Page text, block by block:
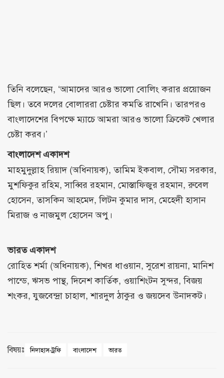
তিনি বলেছেন, ‘আমাদের আরও ভালো বোলিং করার প্রয়োজন
ছিল। তবে দলের বোলাররা চেষ্টার কমতি রাখেনি। তারপরও
বাংলাদেশের বিপক্ষে ম্যাচে আমরা আরও ভালো ক্রিকেট খেলার
চেষ্টা করব।’
বাংলাদেশ একাদশ
মাহমুদুল্লাহ রিয়াদ (অধিনায়ক), তামিম ইকবাল, সৌম্য সরকার,
মুশফিকুর রহিম, সাব্বির রহমান, মোস্তাফিজুর রহমান, রুবেল
হোসেন, তাসকিন আহমেদ, লিটন কুমার দাস, মেহেদী হাসান
মিরাজ ও নাজমুল হোসেন অপু।
ভারত একাদশ
রোহিত শর্মা (অধিনায়ক), শিখর ধাওয়ান, সুরেশ রায়না, মানিশ
পান্ডে, ঋসভ পান্থ, দিনেশ কার্তিক, ওয়াশিংটন সুন্দর, বিজয়
শংকর, যুজবেন্দ্রা চাহাল, শারদুল ঠাকুর ও জয়দেব উনাদকট।
বিষয়ঃ নিদাহাস-ট্রফি বাংলাদেশ ভারত